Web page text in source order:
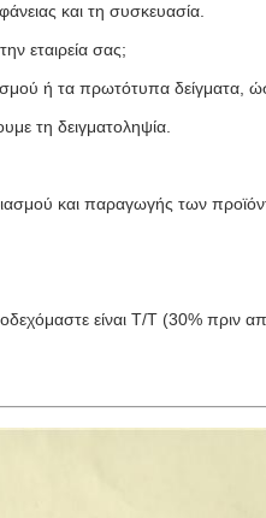
και τη συσκευασία.
εταιρεία σας;
ή τα πρωτότυπα
τη δειγματοληψία.
και παραγωγής των
είναι T/T (30% πριν